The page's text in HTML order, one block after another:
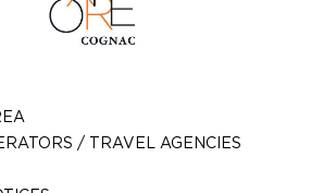
/ TRAVEL AGENCIES